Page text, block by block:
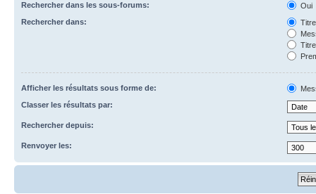
Rechercher dans les sous-forums:
Oui
Rechercher dans:
Afficher les résultats sous forme de:
Classer les résultats par:
Rechercher depuis:
Renvoyer les: